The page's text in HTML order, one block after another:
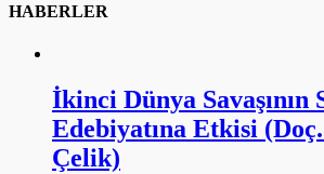
HABERLER
İkinci Dünya Savaşının
Edebiyatına Etkisi
Çelik)